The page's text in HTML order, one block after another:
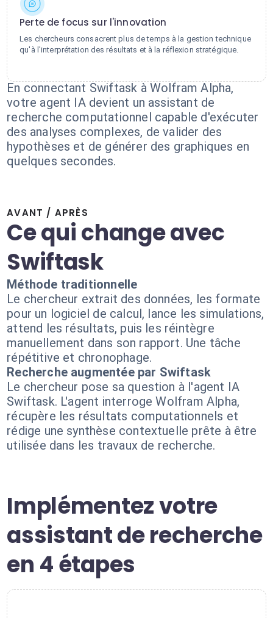
Perte de focus sur l'innovation
Les chercheurs consacrent plus de temps à la gestion technique
qu'à l'interprétation des résultats et à la réflexion stratégique.
En connectant Swiftask à Wolfram Alpha,
votre agent IA devient un assistant de
recherche computationnel capable d'exécuter
des analyses complexes, de valider des
hypothèses et de générer des graphiques en
quelques secondes.
AVANT / APRÈS
Ce qui change avec
Swiftask
Méthode traditionnelle
Le chercheur extrait des données, les formate
pour un logiciel de calcul, lance les simulations,
attend les résultats, puis les réintègre
manuellement dans son rapport. Une tâche
répétitive et chronophage.
Recherche augmentée par Swiftask
Le chercheur pose sa question à l'agent IA
Swiftask. L'agent interroge Wolfram Alpha,
récupère les résultats computationnels et
rédige une synthèse contextuelle prête à être
utilisée dans les travaux de recherche.
Implémentez votre
assistant de recherche
en 4 étapes